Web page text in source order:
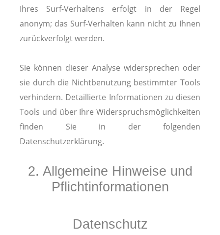
Ihres Surf-Verhaltens erfolgt in der Regel
anonym; das Surf-Verhalten kann nicht zu Ihnen
zurückverfolgt werden.
Sie können dieser Analyse widersprechen oder
sie durch die Nichtbenutzung bestimmter Tools
verhindern. Detaillierte Informationen zu diesen
Tools und über Ihre Widerspruchsmöglichkeiten
finden Sie in der folgenden
Datenschutzerklärung.
2. Allgemeine Hinweise und
Pflichtinformationen
Datenschutz